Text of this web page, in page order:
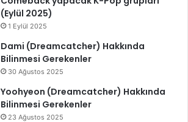
(Eylül 2025)
1 Eylül 2025
Dami (Dreamcatcher) Hakkında
Bilinmesi Gerekenler
30 Ağustos 2025
Yoohyeon (Dreamcatcher) Hakkında
Bilinmesi Gerekenler
23 Ağustos 2025